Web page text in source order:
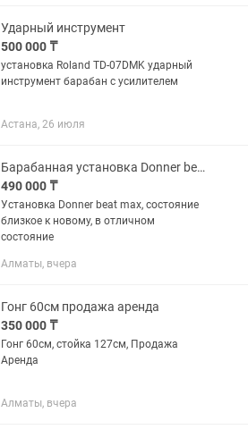
Ударный инструмент
500 000 ₸
установка Roland TD-07DMK ударный
инструмент барабан с усилителем
Астана, 26 июля
Барабанная установка Donner beat max
490 000 ₸
Установка Donner beat max, состояние
близкое к новому, в отличном
состояние
Алматы, вчера
Гонг 60см продажа аренда
350 000 ₸
Гонг 60см, стойка 127см, Продажа
Аренда
Алматы, вчера